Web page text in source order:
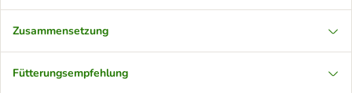
Zusammensetzung
Fütterungsempfehlung